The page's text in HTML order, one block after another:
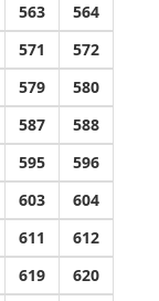
563
564
571
572
579
580
587
588
595
596
603
604
611
612
619
620